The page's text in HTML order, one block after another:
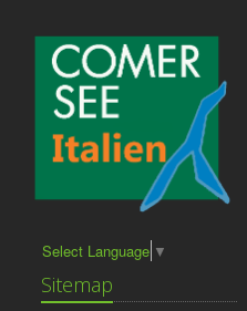
Select Language ▼
Sitemap